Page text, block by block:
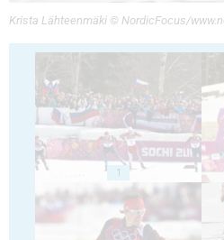
Krista Lähteenmäki © NordicFocus/
1